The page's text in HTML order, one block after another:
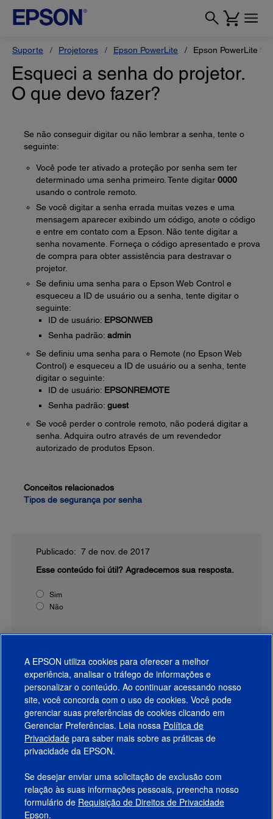
Suporte Projetores Epson PowerLite Epson PowerLite
Esqueci a senha do projetor.
O que devo fazer?
Se não conseguir digitar ou não lembrar a senha, tente o
seguinte:
Você pode ter ativado a proteção por senha sem ter
determinado uma senha primeiro. Tente digitar 0000
usando o controle remoto.
Se você digitar a senha errada muitas vezes e uma
mensagem aparecer exibindo um código, anote o código
e entre em contato com a Epson. Não tente digitar a
senha novamente. Forneça o código apresentado e prova
de compra para obter assistência para destravar o
projetor.
Se definiu uma senha para o Epson Web Control e
esqueceu a ID de usuário ou a senha, tente digitar o
seguinte:
ID de usuário: EPSONWEB
Senha padrão: admin
Se definiu uma senha para o Remote (no Epson Web
Control) e esqueceu a ID de usuário ou a senha, tente
digitar o seguinte:
ID de usuário: EPSONREMOTE
Senha padrão: guest
Se você perder o controle remoto, não poderá digitar a
senha. Adquira outro através de um revendedor
autorizado de produtos Epson.
Conceitos relacionados
Tipos de segurança por senha
Publicado: 7 de nov. de 2017
Esse conteúdo foi útil? Agradecemos sua resposta.
Sim
Não
Produtos
Suporte
Links Sugeridos
Empresa
A EPSON utiliza cookies para oferecer a melhor
experiência, analisar o tráfego de informações e
personalizar o conteúdo. Ao continuar acessando nosso
site, você concorda com o uso de cookies. Você pode
gerenciar suas preferências de cookies clicando em
Gerenciar Preferências. Leia nossa Política de
Privacidade para saber mais sobre as práticas de
privacidade da EPSON.
Se desejar enviar uma solicitação de exclusão com
relação às suas informações pessoais, preencha nosso
formulário de Requisição de Direitos de Privacidade
Epson.